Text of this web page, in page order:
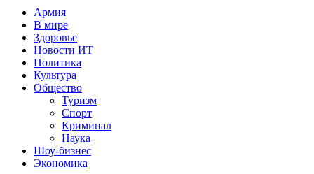
Армия
В мире
Здоровье
Новости ИТ
Политика
Культура
Общество
Туризм
Спорт
Криминал
Наука
Шоу-бизнес
Экономика